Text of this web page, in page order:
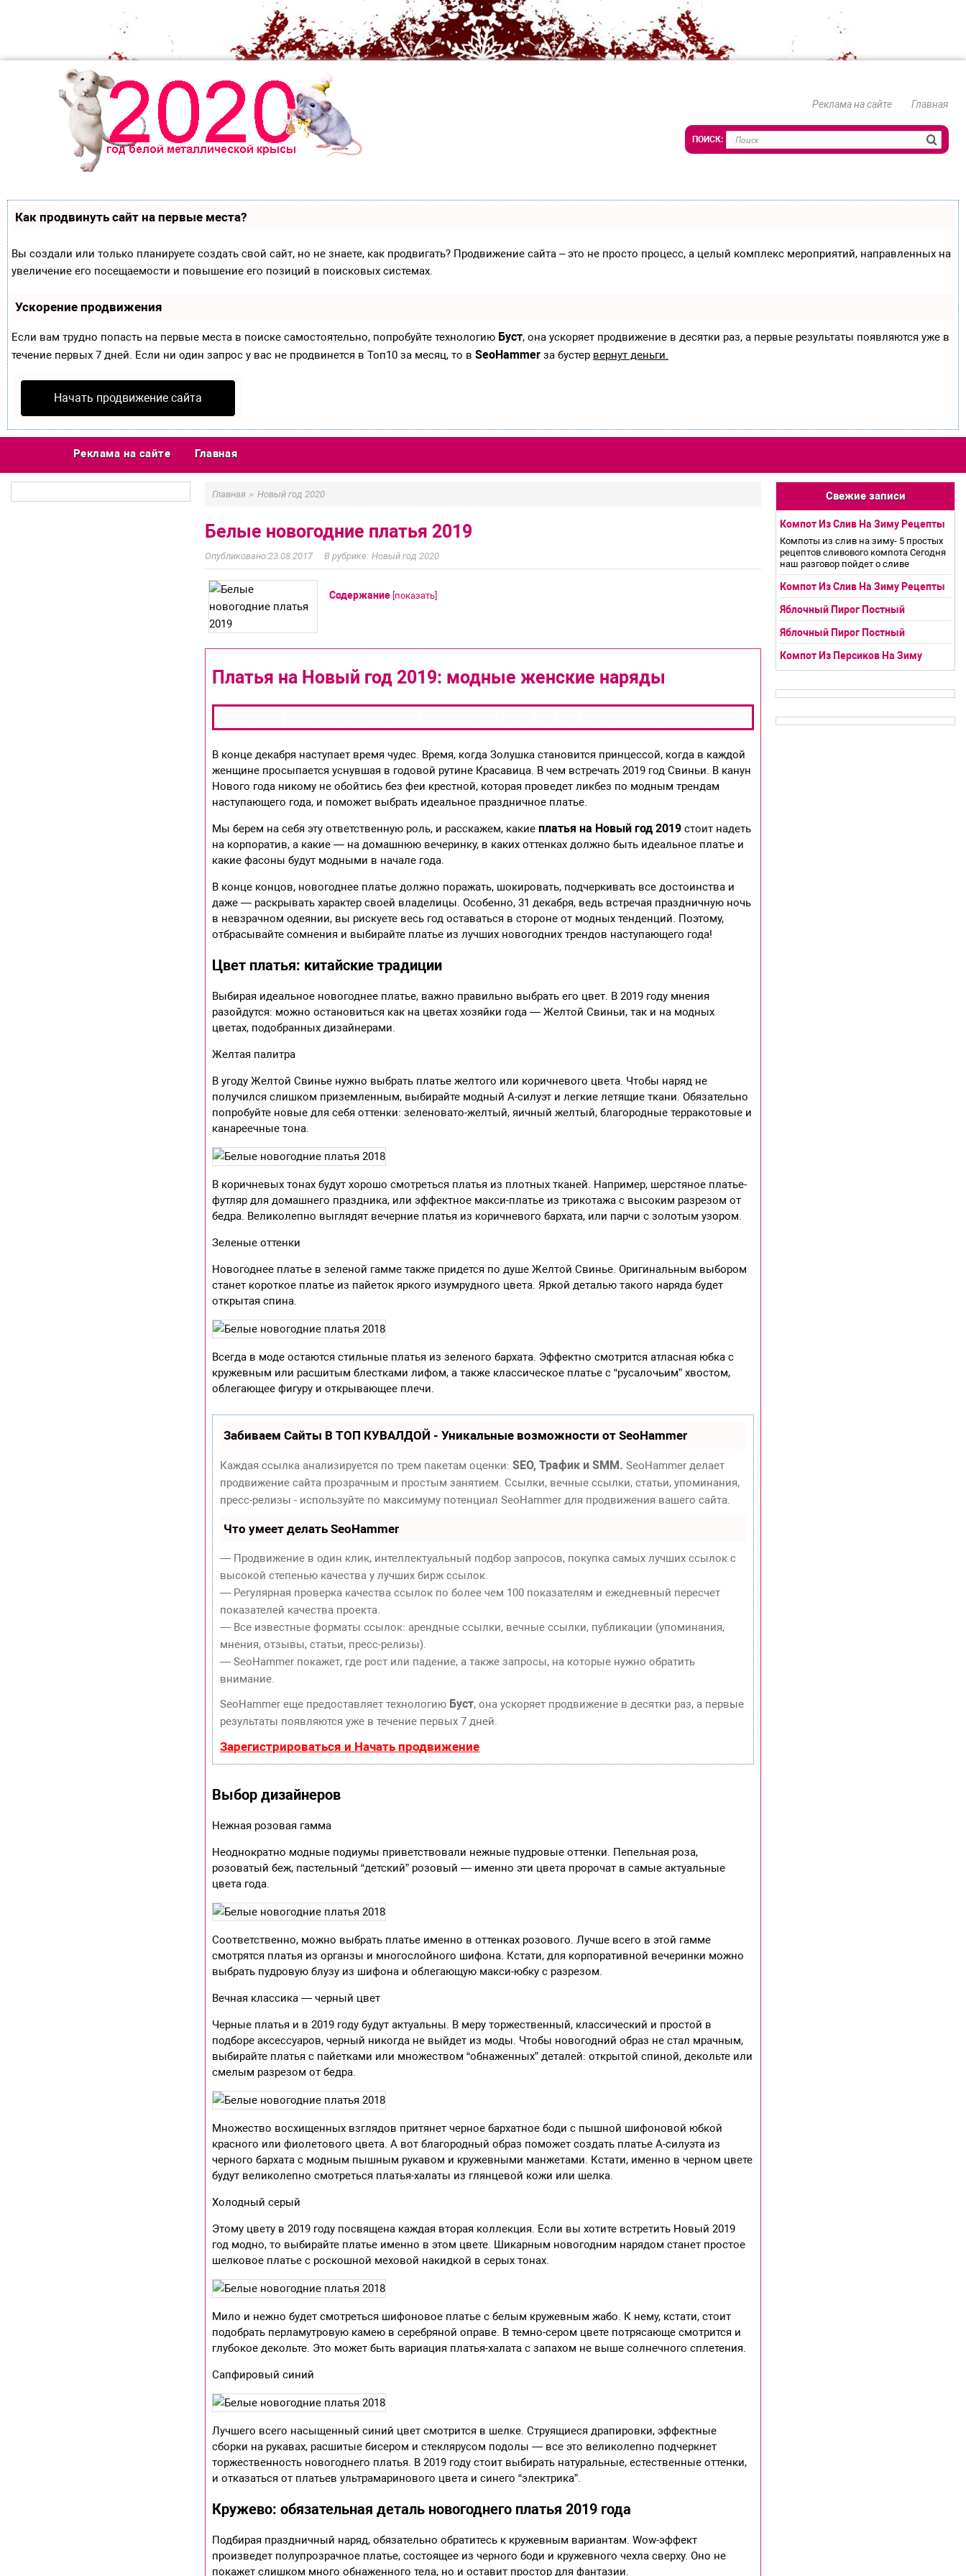
Реклама на сайте Главная
Как продвинуть сайт на первые места?
Вы создали или только планируете создать свой сайт, но не знаете, как продвигать? Продвижение сайта – это не просто процесс, а целый комплекс мероприятий, направленных на
увеличение его посещаемости и повышение его позиций в поисковых системах.
Ускорение продвижения
Если вам трудно попасть на первые места в поиске самостоятельно, попробуйте технологию Буст, она ускоряет продвижение в десятки раз, а первые результаты появляются уже в
течение первых 7 дней. Если ни один запрос у вас не продвинется в Топ10 за месяц, то в SeoHammer за бустер вернут деньги.
Начать продвижение сайта
Реклама на сайте Главная
Главная » Новый год 2020
Белые новогодние платья 2019
23.08.2017 Новый год 2020
Содержание [показать]
Платья на Новый год 2019: модные женские наряды
В конце декабря наступает время чудес. Время, когда Золушка становится принцессой, когда в каждой
женщине просыпается уснувшая в годовой рутине Красавица. В чем встречать 2019 год Свиньи. В канун
Нового года никому не обойтись без феи крестной, которая проведет ликбез по модным трендам
наступающего года, и поможет выбрать идеальное праздничное платье.
Мы берем на себя эту ответственную роль, и расскажем, какиеплатья на Новый год 2019 стоит надеть
на корпоратив, а какие — на домашнюю вечеринку, в каких оттенках должно быть идеальное платье и
какие фасоны будут модными в начале года.
В конце концов, новогоднее платье должно поражать, шокировать, подчеркивать все достоинства и
даже — раскрывать характер своей владелицы. Особенно, 31 декабря, ведь встречая праздничную ночь
в невзрачном одеянии, вы рискуете весь год оставаться в стороне от модных тенденций. Поэтому,
отбрасывайте сомнения и выбирайте платье из лучших новогодних трендов наступающего года!
Цвет платья: китайские традиции
Выбирая идеальное новогоднее платье, важно правильно выбрать его цвет. В 2019 году мнения
разойдутся: можно остановиться как на цветах хозяйки года — Желтой Свиньи, так и на модных
цветах, подобранных дизайнерами.
Желтая палитра
В угоду Желтой Свинье нужно выбрать платье желтого или коричневого цвета. Чтобы наряд не
получился слишком приземленным, выбирайте модный А-силуэт и легкие летящие ткани. Обязательно
попробуйте новые для себя оттенки: зеленовато-желтый, яичный желтый, благородные терракотовые и
канареечные тона.
В коричневых тонах будут хорошо смотреться платья из плотных тканей. Например, шерстяное платье-
футляр для домашнего праздника, или эффектное макси-платье из трикотажа с высоким разрезом от
бедра. Великолепно выглядят вечерние платья из коричневого бархата, или парчи с золотым узором.
Зеленые оттенки
Новогоднее платье в зеленой гамме также придется по душе Желтой Свинье. Оригинальным выбором
станет короткое платье из пайеток яркого изумрудного цвета. Яркой деталью такого наряда будет
открытая спина.
Всегда в моде остаются стильные платья из зеленого бархата. Эффектно смотрится атласная юбка с
кружевным или расшитым блестками лифом, а также классическое платье с “русалочьим” хвостом,
облегающее фигуру и открывающее плечи.
Забиваем Сайты В ТОП КУВАЛДОЙ - Уникальные возможности от SeoHammer
Каждая ссылка анализируется по трем пакетам оценки:SEO, Трафик и SMM. SeoHammer делает
продвижение сайта прозрачным и простым занятием. Ссылки, вечные ссылки, статьи, упоминания,
пресс-релизы - используйте по максимуму потенциал SeoHammer для продвижения вашего сайта.
Что умеет делать SeoHammer
— Продвижение в один клик, интеллектуальный подбор запросов, покупка самых лучших ссылок с
высокой степенью качества у лучших бирж ссылок.
— Регулярная проверка качества ссылок по более чем 100 показателям и ежедневный пересчет
показателей качества проекта.
— Все известные форматы ссылок: арендные ссылки, вечные ссылки, публикации (упоминания,
мнения, отзывы, статьи, пресс-релизы).
— SeoHammer покажет, где рост или падение, а также запросы, на которые нужно обратить
внимание.
SeoHammer еще предоставляет технологию Буст, она ускоряет продвижение в десятки раз, а первые
результаты появляются уже в течение первых 7 дней.
Зарегистрироваться и Начать продвижение
Выбор дизайнеров
Нежная розовая гамма
Неоднократно модные подиумы приветствовали нежные пудровые оттенки. Пепельная роза,
розоватый беж, пастельный “детский” розовый — именно эти цвета пророчат в самые актуальные
цвета года.
Соответственно, можно выбрать платье именно в оттенках розового. Лучше всего в этой гамме
смотрятся платья из органзы и многослойного шифона. Кстати, для корпоративной вечеринки можно
выбрать пудровую блузу из шифона и облегающую макси-юбку с разрезом.
Вечная классика — черный цвет
Черные платья и в 2019 году будут актуальны. В меру торжественный, классический и простой в
подборе аксессуаров, черный никогда не выйдет из моды. Чтобы новогодний образ не стал мрачным,
выбирайте платья с пайетками или множеством “обнаженных” деталей: открытой спиной, декольте или
смелым разрезом от бедра.
Множество восхищенных взглядов притянет черное бархатное боди с пышной шифоновой юбкой
красного или фиолетового цвета. А вот благородный образ поможет создать платье А-силуэта из
черного бархата с модным пышным рукавом и кружевными манжетами. Кстати, именно в черном цвете
будут великолепно смотреться платья-халаты из глянцевой кожи или шелка.
Холодный серый
Этому цвету в 2019 году посвящена каждая вторая коллекция. Если вы хотите встретить Новый 2019
год модно, то выбирайте платье именно в этом цвете. Шикарным новогодним нарядом станет простое
шелковое платье с роскошной меховой накидкой в серых тонах.
Мило и нежно будет смотреться шифоновое платье с белым кружевным жабо. К нему, кстати, стоит
подобрать перламутровую камею в серебряной оправе. В темно-сером цвете потрясающе смотрится и
глубокое декольте. Это может быть вариация платья-халата с запахом не выше солнечного сплетения.
Сапфировый синий
Лучшего всего насыщенный синий цвет смотрится в шелке. Струящиеся драпировки, эффектные
сборки на рукавах, расшитые бисером и стеклярусом подолы — все это великолепно подчеркнет
торжественность новогоднего платья. В 2019 году стоит выбирать натуральные, естественные оттенки,
и отказаться от платьев ультрамаринового цвета и синего “электрика”.
Кружево: обязательная деталь новогоднего платья 2019 года
Подбирая праздничный наряд, обязательно обратитесь к кружевным вариантам. Wow-эффект
произведет полупрозрачное платье, состоящее из черного боди и кружевного чехла сверху. Оно не
покажет слишком много обнаженного тела, но и оставит простор для фантазии.
Свежие записи
Компот Из Слив На Зиму Рецепты
Компоты из слив на зиму- 5 простых
рецептов сливового компота Сегодня
наш разговор пойдет о сливе
Компот Из Слив На Зиму Рецепты
Яблочный Пирог Постный
Яблочный Пирог Постный
Компот Из Персиков На Зиму